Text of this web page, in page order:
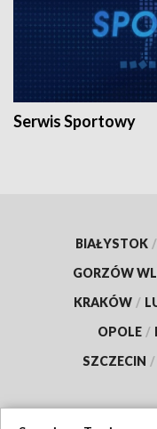
Serwis Sportowy
BIAŁYSTOK /
GORZÓW
KRAKÓW /
OPOLE /
SZCZECIN /